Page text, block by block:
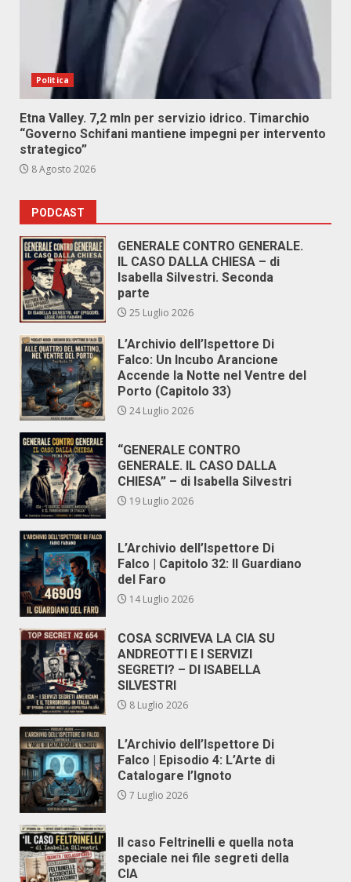
Politica
Etna Valley. 7,2 mln per servizio idrico. Timarchio
“Governo Schifani mantiene impegni per intervento
strategico”
8 Agosto 2026
PODCAST
GENERALE CONTRO GENERALE.
IL CASO DALLA CHIESA – di
Isabella Silvestri. Seconda
parte
25 Luglio 2026
L’Archivio dell’Ispettore Di
Falco: Un Incubo Arancione
Accende la Notte nel Ventre del
Porto (Capitolo 33)
24 Luglio 2026
“GENERALE CONTRO
GENERALE. IL CASO DALLA
CHIESA” – di Isabella Silvestri
19 Luglio 2026
L’Archivio dell’Ispettore Di
Falco | Capitolo 32: Il Guardiano
del Faro
14 Luglio 2026
COSA SCRIVEVA LA CIA SU
ANDREOTTI E I SERVIZI
SEGRETI? – DI ISABELLA
SILVESTRI
8 Luglio 2026
L’Archivio dell’Ispettore Di
Falco | Episodio 4: L’Arte di
Catalogare l’Ignoto
7 Luglio 2026
Il caso Feltrinelli e quella nota
speciale nei file segreti della
CIA